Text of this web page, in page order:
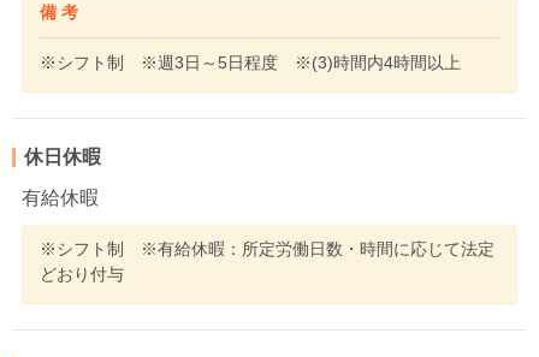
備 考
※シフト制 ※週3日～5日程度 ※(3)時間内4時間以上
休日休暇
有給休暇
※シフト制 ※有給休暇：所定労働日数・時間に応じて法定
どおり付与